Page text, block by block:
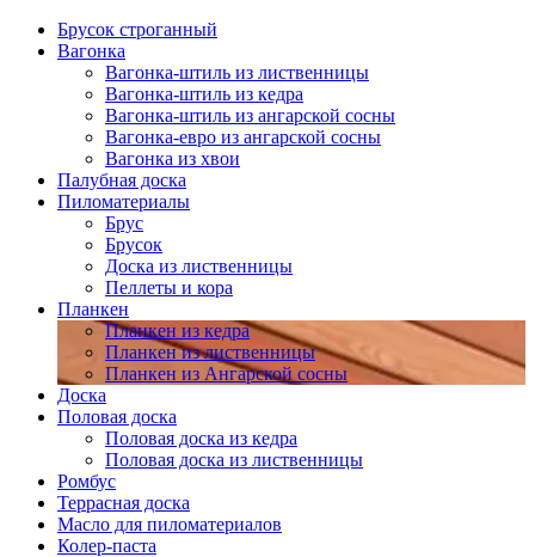
Брусок строганный
Вагонка
Вагонка-штиль из лиственницы
Вагонка-штиль из кедра
Вагонка-штиль из ангарской сосны
Вагонка-евро из ангарской сосны
Вагонка из хвои
Палубная доска
Пиломатериалы
Брус
Брусок
Доска из лиственницы
Пеллеты и кора
Планкен
Планкен из кедра
Планкен из лиственницы
Планкен из Ангарской сосны
Доска
Половая доска
Половая доска из кедра
Половая доска из лиственницы
Ромбус
Террасная доска
Масло для пиломатериалов
Колер-паста